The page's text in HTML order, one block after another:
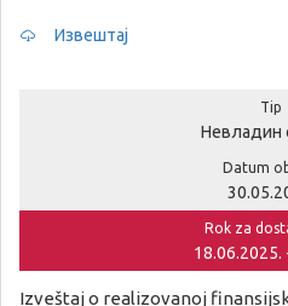
Извештај
Tip
Невладин
Datum
Rok za
18.06.2025.
Izveštaj o realizovanoj